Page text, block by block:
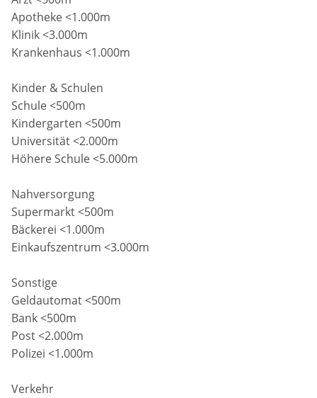
Apotheke <1.000m
Klinik <3.000m
Krankenhaus <1.000m
Kinder & Schulen
Schule <500m
Kindergarten <500m
Universität <2.000m
Höhere Schule <5.000m
Nahversorgung
Supermarkt <500m
Bäckerei <1.000m
Einkaufszentrum <3.000m
Sonstige
Geldautomat <500m
Bank <500m
Post <2.000m
Polizei <1.000m
Verkehr